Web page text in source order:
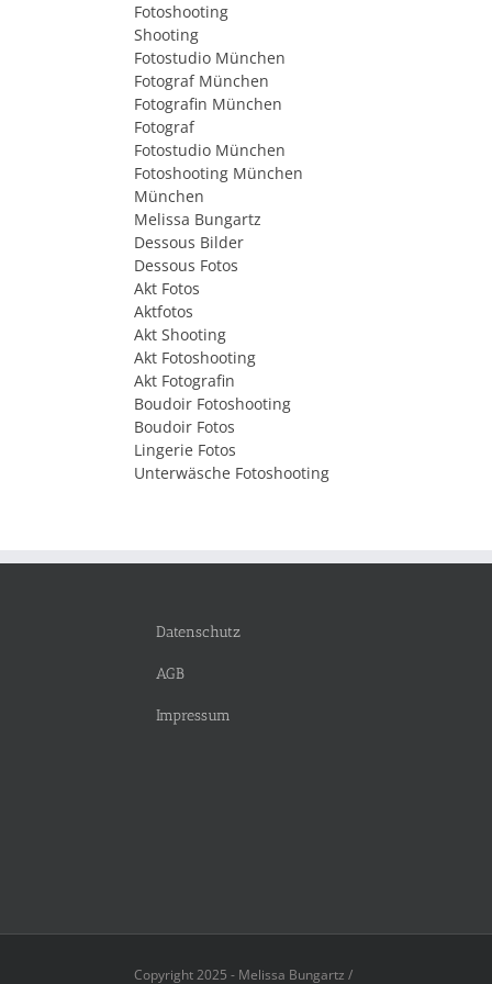
Fotoshooting
Shooting
Fotostudio München
Fotograf München
Fotografin München
Fotograf
Fotostudio München
Fotoshooting München
München
Melissa Bungartz
Dessous Bilder
Dessous Fotos
Akt Fotos
Aktfotos
Akt Shooting
Akt Fotoshooting
Akt Fotografin
Boudoir Fotoshooting
Boudoir Fotos
Lingerie Fotos
Unterwäsche Fotoshooting
Datenschutz
AGB
Impressum
Copyright 2025 - Melissa Bungartz /